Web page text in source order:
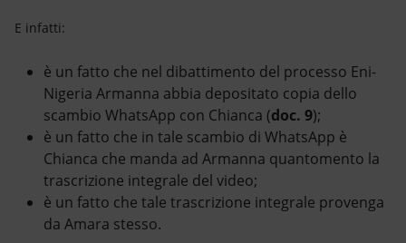
E infatti:
è un fatto che nel dibattimento del processo Eni-
Nigeria Armanna abbia depositato copia dello
scambio WhatsApp con Chianca (doc. 9);
è un fatto che in tale scambio di WhatsApp è
Chianca che manda ad Armanna quantomento la
trascrizione integrale del video;
è un fatto che tale trascrizione integrale provenga
da Amara stesso.